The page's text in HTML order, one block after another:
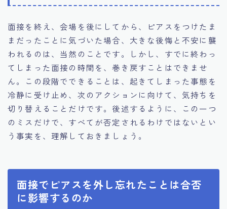
面接を終え、会場を後にしてから、ピアスをつけたま
まだったことに気づいた場合、大きな後悔と不安に襲
われるのは、当然のことです。しかし、すでに終わっ
てしまった面接の時間を、巻き戻すことはできませ
ん。この段階でできることは、起きてしまった事態を
冷静に受け止め、次のアクションに向けて、気持ちを
切り替えることだけです。後述するように、この一つ
のミスだけで、すべてが否定されるわけではないとい
う事実を、理解しておきましょう。
面接でピアスを外し忘れたことは合否
に影響するのか